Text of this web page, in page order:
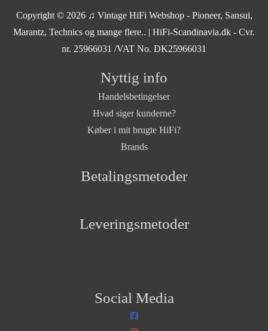
Copyright © 2026 ♫ Vintage HiFi Webshop - Pioneer, Sansui,
Marantz, Technics og mange flere.. | HiFi-Scandinavia.dk - Cvr.
nr. 25966031 /VAT No. DK25966031
Nyttig info
Handelsbetingelser
Hvad siger kunderne?
Køber i mit brugte HiFi?
Brands
Betalingsmetoder
Leveringsmetoder
Social Media